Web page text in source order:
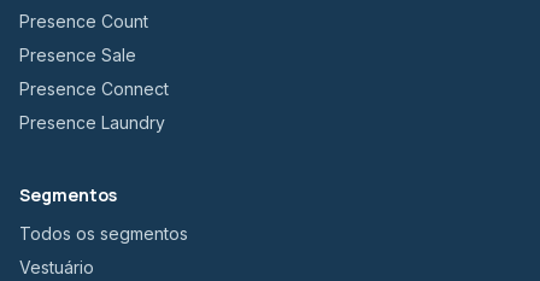
Presence Count
Presence Sale
Presence Connect
Presence Laundry
Segmentos
Todos os segmentos
Vestuário